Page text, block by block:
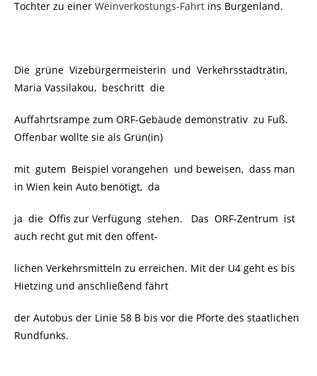
Tochter zu einer Weinverkostungs-Fahrt ins Burgenland.
Die grüne Vizebürgermeisterin und Verkehrsstadträtin,
Maria Vassilakou, beschritt die
Auffahrtsrampe zum ORF-Gebäude demonstrativ zu Fuß.
Offenbar wollte sie als Grün(in)
mit gutem Beispiel vorangehen und beweisen, dass man
in Wien kein Auto benötigt, da
ja die Öffis zur Verfügung stehen. Das ORF-Zentrum ist
auch recht gut mit den öffent-
lichen Verkehrsmitteln zu erreichen. Mit der U4 geht es bis
Hietzing und anschließend fährt
der Autobus der Linie 58 B bis vor die Pforte des staatlichen
Rundfunks.